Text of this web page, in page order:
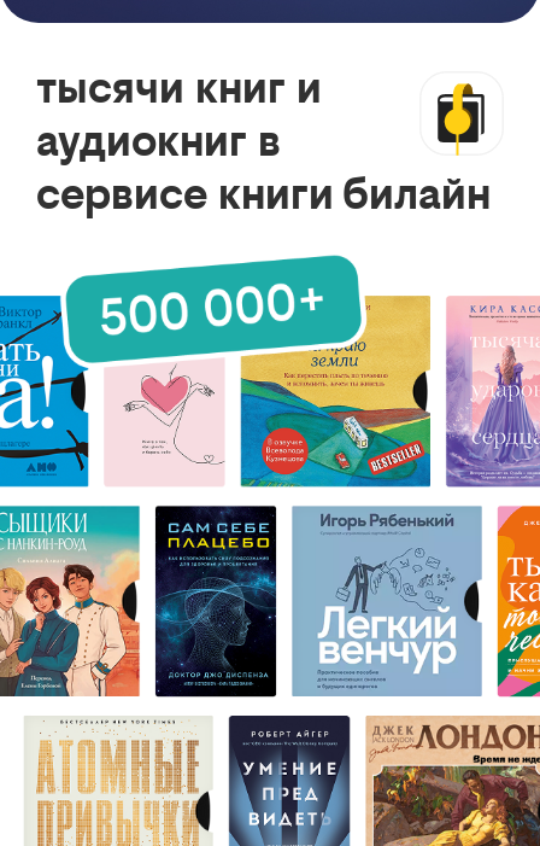
тысячи книг и
аудиокниг в
сервисе книги билайн